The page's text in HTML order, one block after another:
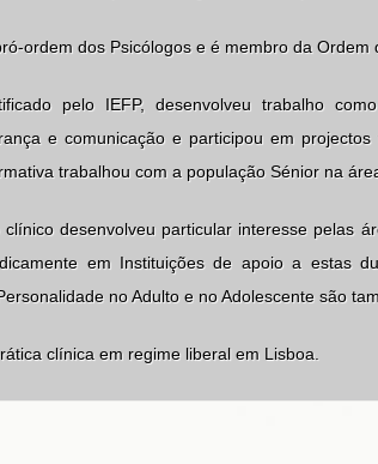
ordem dos Psicólogos e é membro da Ordem
pelo IEFP, desenvolveu trabalho
e comunicação e participou em
trabalhou com a população Sénior na
clínico desenvolveu particular interesse pelas
em Instituições de apoio a estas
no Adulto e no Adolescente são
clínica em regime liberal em Lisboa.